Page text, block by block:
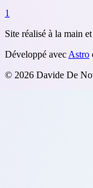
1
Site réalisé à la main
Développé avec Astro
© 2026 Davide De